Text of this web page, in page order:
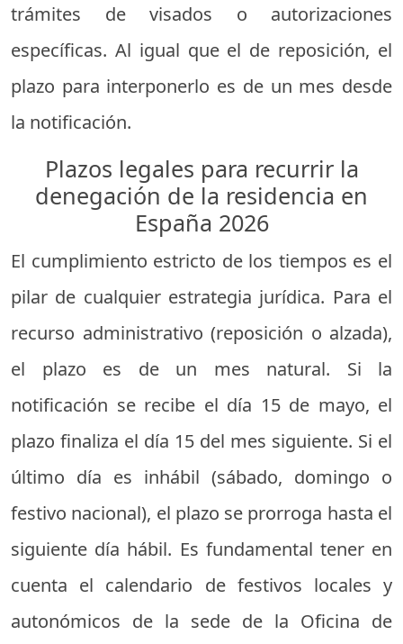
trámites de visados o autorizaciones
específicas. Al igual que el de reposición, el
plazo para interponerlo es de un mes desde
la notificación.
Plazos legales para recurrir la
denegación de la residencia en
España 2026
El cumplimiento estricto de los tiempos es el
pilar de cualquier estrategia jurídica. Para el
recurso administrativo (reposición o alzada),
el plazo es de un mes natural. Si la
notificación se recibe el día 15 de mayo, el
plazo finaliza el día 15 del mes siguiente. Si el
último día es inhábil (sábado, domingo o
festivo nacional), el plazo se prorroga hasta el
siguiente día hábil. Es fundamental tener en
cuenta el calendario de festivos locales y
autonómicos de la sede de la Oficina de